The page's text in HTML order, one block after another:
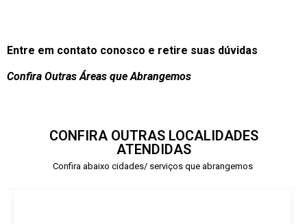
Entre em contato conosco e retire suas dúvidas
Confira Outras Áreas que Abrangemos
CONFIRA OUTRAS LOCALIDADES
ATENDIDAS
Confira abaixo cidades/ serviços que abrangemos